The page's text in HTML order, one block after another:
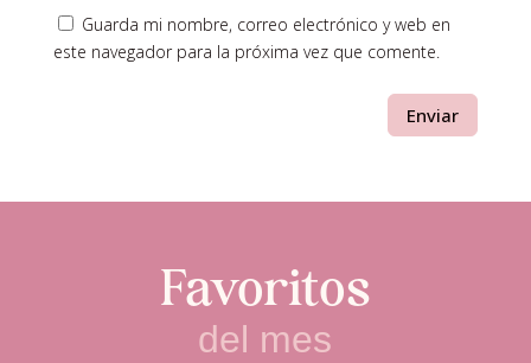
Guarda mi nombre, correo electrónico y web en
este navegador para la próxima vez que comente.
Enviar
Favoritos
del mes